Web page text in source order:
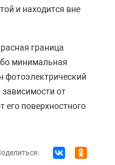
и находится вне
граница
минимальная
фотоэлектрический
от
его поверхностного